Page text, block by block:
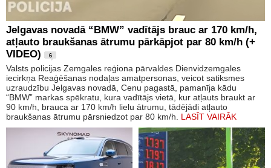
Jelgavas novadā “BMW” vadītājs brauc ar 170 km/h,
atļauto braukšanas ātrumu pārkāpjot par 80 km/h (+
VIDEO)
6
Valsts policijas Zemgales reģiona pārvaldes Dienvidzemgales
iecirkņa Reaģēšanas nodaļas amatpersonas, veicot satiksmes
uzraudzību Jelgavas novadā, Cenu pagastā, pamanīja kādu
“BMW” markas spēkratu, kura vadītājs vietā, kur atļauts braukt ar
90 km/h, brauca ar 170 km/h lielu ātrumu, tādējādi atļauto
braukšanas ātrumu pārsniedzot par 80 km/h. LASĪT VAIRĀK